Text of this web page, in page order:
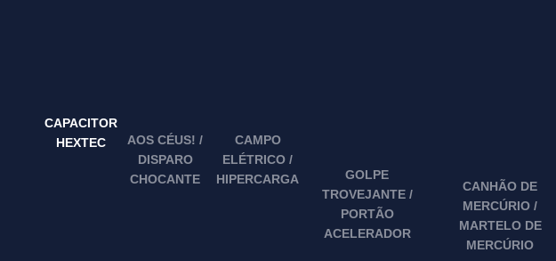
CAPACITOR
HEXTEC
AOS CÉUS! /
DISPARO
CHOCANTE
CAMPO
ELÉTRICO /
HIPERCARGA
GOLPE
TROVEJANTE /
PORTÃO
ACELERADOR
CANHÃO DE
MERCÚRIO /
MARTELO DE
MERCÚRIO